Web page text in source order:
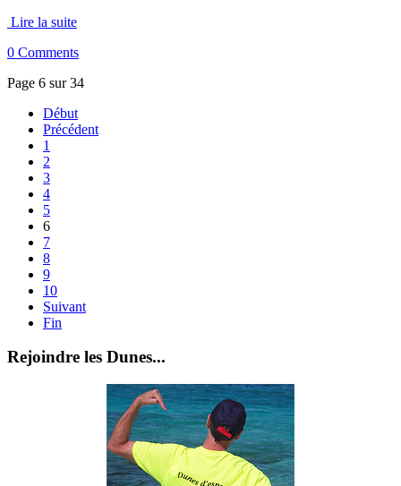
Lire la suite
0 Comments
Page 6 sur 34
Début
Précédent
1
2
3
4
5
6
7
8
9
10
Suivant
Fin
Rejoindre les Dunes...